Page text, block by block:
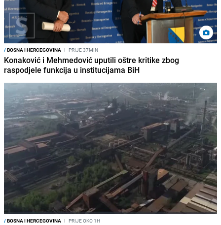
/BOSNA I HERCEGOVINA I PRIJE 37MIN
Konaković i Mehmedović uputili oštre kritike zbog
raspodjele funkcija u institucijama BiH
/BOSNA I HERCEGOVINA I PRIJE OKO 1H